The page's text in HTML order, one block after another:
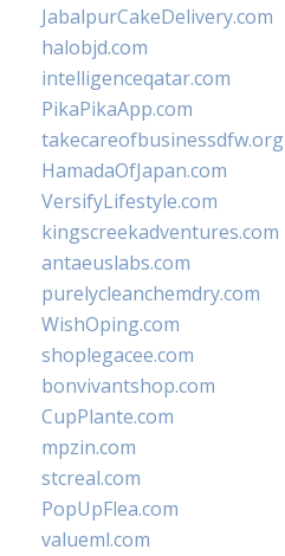
JabalpurCakeDelivery.com
halobjd.com
intelligenceqatar.com
PikaPikaApp.com
takecareofbusinessdfw.org
HamadaOfJapan.com
VersifyLifestyle.com
kingscreekadventures.com
antaeuslabs.com
purelycleanchemdry.com
WishOping.com
shoplegacee.com
bonvivantshop.com
CupPlante.com
mpzin.com
stcreal.com
PopUpFlea.com
valueml.com